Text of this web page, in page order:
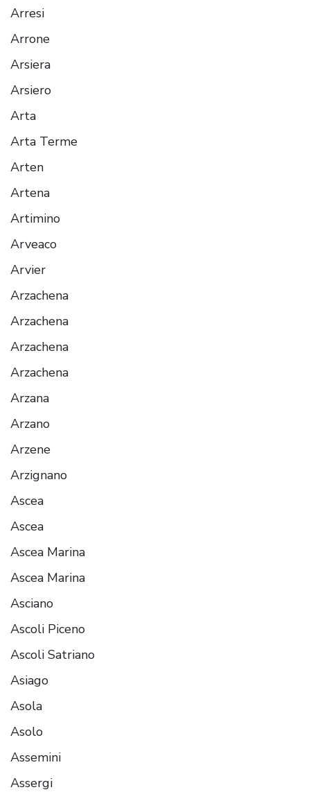
Arresi
Arrone
Arsiera
Arsiero
Arta
Arta Terme
Arten
Artena
Artimino
Arveaco
Arvier
Arzachena
Arzachena
Arzachena
Arzachena
Arzana
Arzano
Arzene
Arzignano
Ascea
Ascea
Ascea Marina
Ascea Marina
Asciano
Ascoli Piceno
Ascoli Satriano
Asiago
Asola
Asolo
Assemini
Assergi